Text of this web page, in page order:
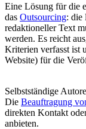
Eine Lösung für die
das Outsourcing: die
redaktioneller Text
werden. Es reicht
Kriterien verfasst ist
Website) für die
Selbstständige
Die Beauftragung
direkten Kontakt
anbieten.